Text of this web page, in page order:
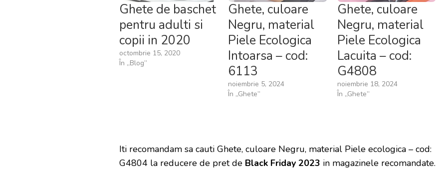
Ghete de baschet
pentru adulti si
copii in 2020
octombrie 15, 2020
În „Blog”
Ghete, culoare
Negru, material
Piele Ecologica
Intoarsa – cod:
6113
noiembrie 5, 2024
În „Ghete”
Ghete, culoare
Negru, material
Piele Ecologica
Lacuita – cod:
G4808
noiembrie 18, 2024
În „Ghete”
Iti recomandam sa cauti Ghete, culoare Negru, material Piele ecologica – cod:
G4804 la reducere de pret de Black Friday 2023 in magazinele recomandate.